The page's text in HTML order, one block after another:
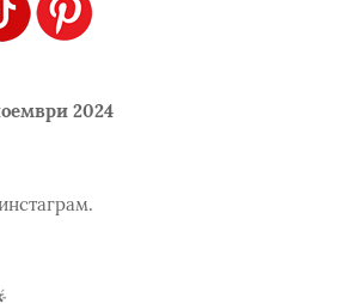
2024